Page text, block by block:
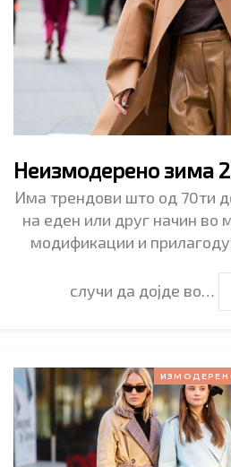
Неизмодерено зима
Има трендови што од 70ти
на еден или друг начин во
модификации и
случи да дојде во…